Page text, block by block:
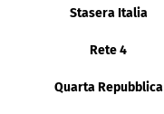
Stasera Italia
Rete 4
Quarta Repubblica